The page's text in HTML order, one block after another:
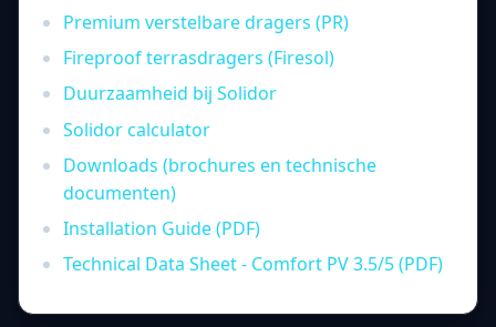
Premium verstelbare dragers (PR)
Fireproof terrasdragers (Firesol)
Duurzaamheid bij Solidor
Solidor calculator
Downloads (brochures en technische
documenten)
Installation Guide (PDF)
Technical Data Sheet - Comfort PV 3.5/5 (PDF)